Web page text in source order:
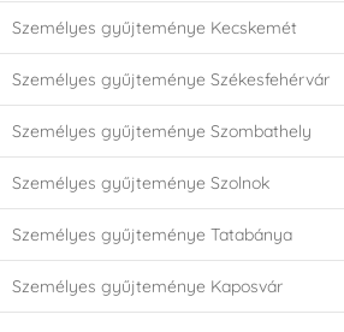
Személyes gyűjteménye Kecskemét
Személyes gyűjteménye Székesfehérvár
Személyes gyűjteménye Szombathely
Személyes gyűjteménye Szolnok
Személyes gyűjteménye Tatabánya
Személyes gyűjteménye Kaposvár